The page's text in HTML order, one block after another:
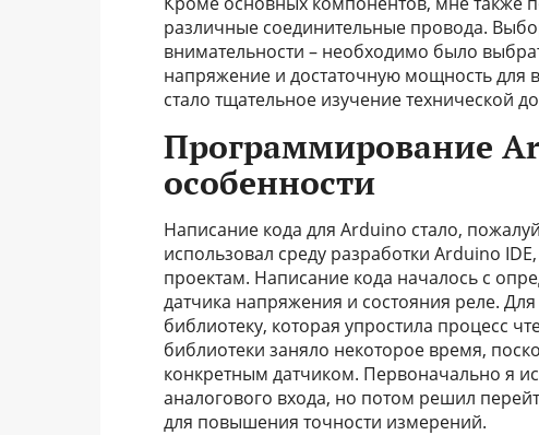
различные соединительные провода.
внимательности – необходимо было
напряжение и достаточную мощность
стало тщательное изучение технической
Программирование
особенности
Написание кода для Arduino стало,
использовал среду разработки Arduino
проектам. Написание кода началось с
датчика напряжения и состояния реле.
библиотеку, которая упростила процесс
библиотеки заняло некоторое время,
конкретным датчиком. Первоначально я
аналогового входа, но потом решил
для повышения точности измерений.